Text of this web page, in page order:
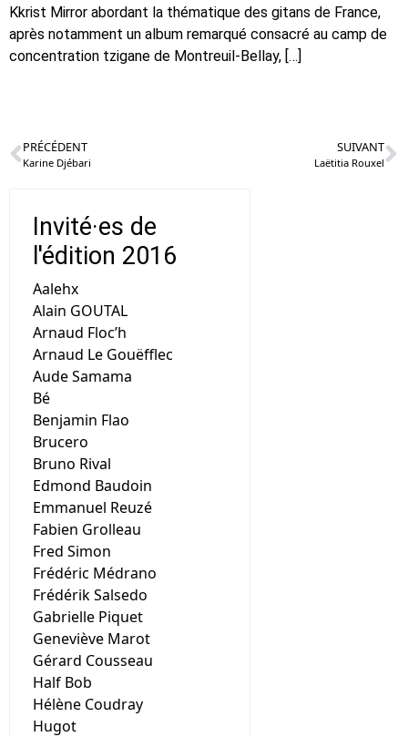
Kkrist Mirror abordant la thématique des gitans de France,
après notamment un album remarqué consacré au camp de
concentration tzigane de Montreuil-Bellay, […]
PRÉCÉDENT
Karine Djébari
SUIVANT
Laëtitia Rouxel
Invité·es de
l'édition 2016
Aalehx
Alain GOUTAL
Arnaud Floc’h
Arnaud Le Gouëfflec
Aude Samama
Bé
Benjamin Flao
Brucero
Bruno Rival
Edmond Baudoin
Emmanuel Reuzé
Fabien Grolleau
Fred Simon
Frédéric Médrano
Frédérik Salsedo
Gabrielle Piquet
Geneviève Marot
Gérard Cousseau
Half Bob
Hélène Coudray
Hugot